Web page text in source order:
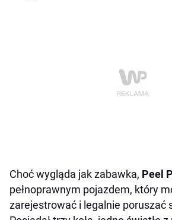
Choć wygląda jak zabawka, Peel
pełnoprawnym pojazdem, który
zarejestrować i legalnie poruszać